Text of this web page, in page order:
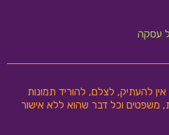
עסקה
להעתיק, לצלם, להוריד תמונות
משפטים וכל דבר שהוא ללא אישור